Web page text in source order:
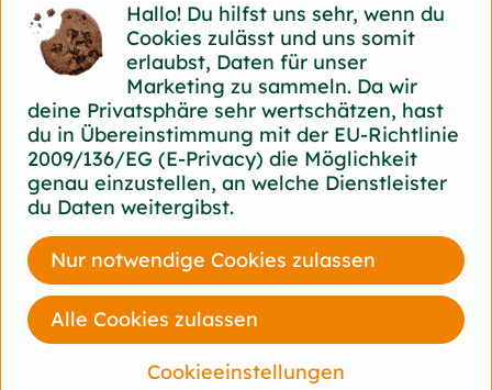
Herkunft
Hersteller: FESA
Deutschland
Du hast eine Frage? Wir helfen gerne!
Josef-Haumann-Str. 7
44866 Bochum-Wattenscheid
+49 2327 830 86 30
post@flottekarotte.de
Hallo! Du hilfst uns sehr, wenn du
Cookies zulässt und uns somit
erlaubst, Daten für unser
Marketing zu sammeln. Da wir
deine Privatsphäre sehr wertschätzen, hast
du in Übereinstimmung mit der EU-Richtlinie
2009/136/EG (E-Privacy) die Möglichkeit
genau einzustellen, an welche Dienstleister
du Daten weitergibst.
Cookieeinstellungen
Nur notwendige Cookies zulassen
Alle Cookies zulassen